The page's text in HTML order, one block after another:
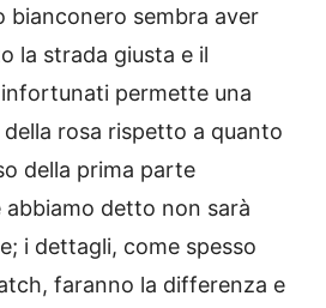
bianconero sembra aver
la strada giusta e il
permette una
rosa rispetto a quanto
della prima parte
abbiamo detto non sarà
i dettagli, come spesso
faranno la differenza e